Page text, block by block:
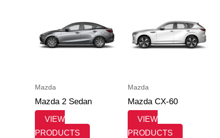
Mazda
Mazda 2 Sedan
VIEW
PRODUCTS
Mazda
Mazda CX-60
VIEW
PRODUCTS